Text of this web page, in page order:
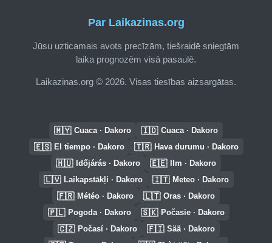
Par Laikazinas.org
Jūsu uzticamais avots precīzām, tiešraidē sniegtām
laika prognozēm visā pasaulē.
Laikazinas.org © 2026. Visas tiesības aizsargātas.
🇲🇾 Cuaca · Dakoro 🇮🇩 Cuaca · Dakoro
🇪🇸 El tiempo · Dakoro 🇹🇷 Hava durumu · Dakoro
🇭🇺 Időjárás · Dakoro 🇪🇪 Ilm · Dakoro
🇱🇻 Laikapstākļi · Dakoro 🇮🇹 Meteo · Dakoro
🇫🇷 Météo · Dakoro 🇱🇹 Oras · Dakoro
🇵🇱 Pogoda · Dakoro 🇸🇰 Počasie · Dakoro
🇨🇿 Počasí · Dakoro 🇫🇮 Sää · Dakoro